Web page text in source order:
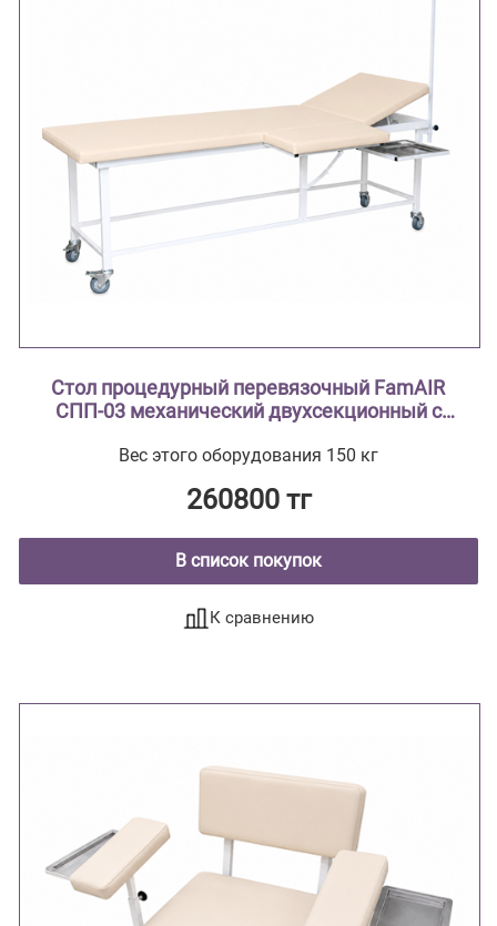
Стол процедурный перевязочный FamAIR
СПП-03 механический двухсекционный с
Вес этого оборудования 150 кг
260800 тг
В список покупок
К сравнению